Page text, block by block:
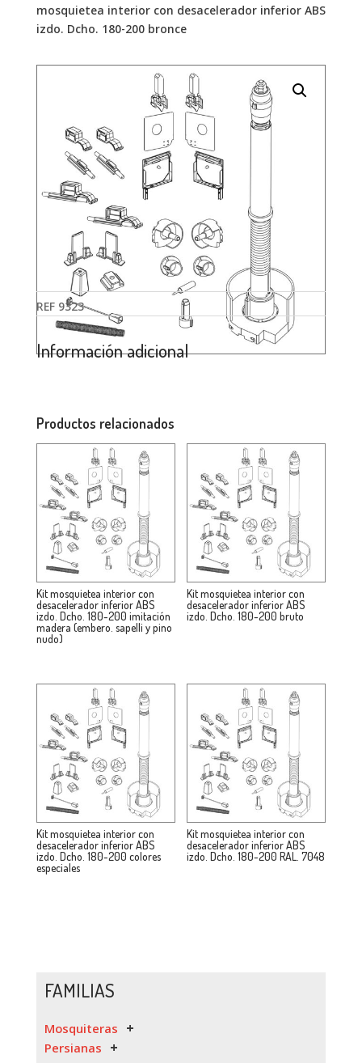
mosquietea interior con desacelerador inferior ABS
izdo. Dcho. 180-200 bronce
REF 9323
Información adicional
Productos relacionados
Kit mosquietea interior con
desacelerador inferior ABS
izdo. Dcho. 180-200 imitación
madera (embero. sapelli y pino
nudo)
Kit mosquietea interior con
desacelerador inferior ABS
izdo. Dcho. 180-200 bruto
Kit mosquietea interior con
desacelerador inferior ABS
izdo. Dcho. 180-200 colores
especiales
Kit mosquietea interior con
desacelerador inferior ABS
izdo. Dcho. 180-200 RAL. 7048
FAMILIAS
Mosquiteras
Persianas